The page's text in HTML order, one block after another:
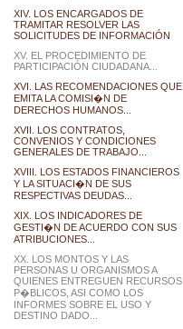
XIV. LOS ENCARGADOS DE
TRAMITAR RESOLVER LAS
SOLICITUDES DE INFORMACIÓN
XV. EL PROCEDIMIENTO DE
PARTICIPACIÓN CIUDADANA...
XVI. LAS RECOMENDACIONES QUE
EMITA LA COMISI�N DE
DERECHOS HUMANOS...
XVII. LOS CONTRATOS,
CONVENIOS Y CONDICIONES
GENERALES DE TRABAJO...
XVIII. LOS ESTADOS FINANCIEROS
Y LA SITUACI�N DE SUS
RESPECTIVAS DEUDAS...
XIX. LOS INDICADORES DE
GESTI�N DE ACUERDO CON SUS
ATRIBUCIONES...
XX. LOS MONTOS Y LAS
PERSONAS U ORGANISMOS A
QUIENES ENTREGUEN RECURSOS
P�BLICOS, ASI COMO LOS
INFORMES SOBRE EL USO Y
DESTINO DADO...